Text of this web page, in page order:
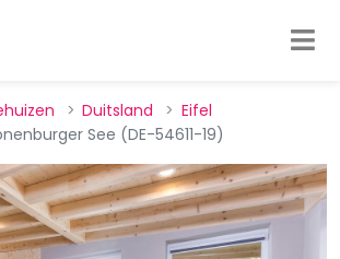
Duitsland
Eifel
See (DE-54611-19)